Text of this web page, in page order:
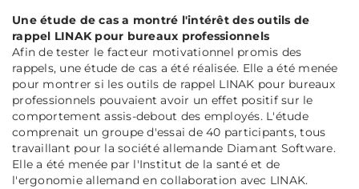
Une étude de cas a montré l'intérêt des outils de
rappel LINAK pour bureaux professionnels
Afin de tester le facteur motivationnel promis des
rappels, une étude de cas a été réalisée. Elle a été menée
pour montrer si les outils de rappel LINAK pour bureaux
professionnels pouvaient avoir un effet positif sur le
comportement assis-debout des employés. L'étude
comprenait un groupe d'essai de 40 participants, tous
travaillant pour la société allemande Diamant Software.
Elle a été menée par l'Institut de la santé et de
l'ergonomie allemand en collaboration avec LINAK.